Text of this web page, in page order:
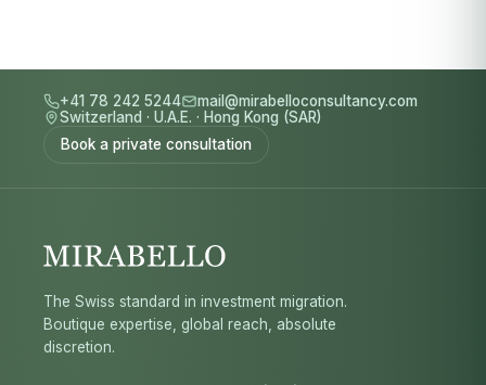
+41 78 242 5244
mail@mirabelloconsultancy.com
Switzerland · U.A.E. · Hong Kong (SAR)
Book a private consultation
The Swiss standard in investment migration.
Boutique expertise, global reach, absolute
discretion.